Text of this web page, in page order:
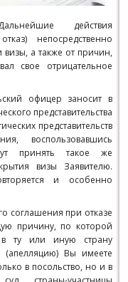
действия
непосредственно
визы, а также от причин,
свое отрицательное
офицер заносит в
представительства
представительств
воспользовавшись
принять такое же
визы Заявителю.
и особенно
соглашения при отказе
причину, по которой
в ту или иную страну
(апелляцию) Вы имеете
в посольство, но и в